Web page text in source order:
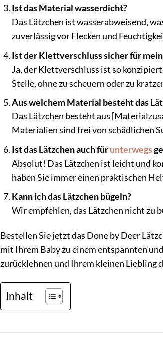
Ist das Material wasserdicht?
Das Lätzchen ist wasserabweisend,
zuverlässig vor Flecken und
Ist der Klettverschluss sicher für mein
Ja, der Klettverschluss ist so
Stelle, ohne zu scheuern oder zu
Aus welchem Material besteht das
Das Lätzchen besteht aus
Materialien sind frei von schädlichen
Ist das Lätzchen auch fürunterwegs
Absolut! Das Lätzchen ist leicht und
haben Sie immer einen praktischen
Kann ich das Lätzchen bügeln?
Wir empfehlen, das Lätzchen nicht zu
Bestellen Sie jetzt das Done by Deer
mit Ihrem Baby zu einem entspannten
zurücklehnen und Ihrem kleinen Liebling
Inhalt